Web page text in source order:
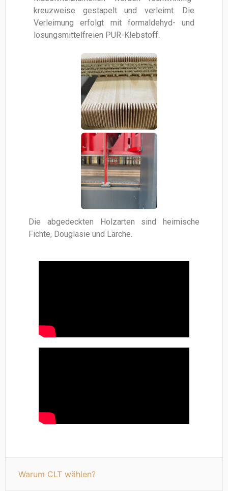
kreuzweise gestapelt und verleimt. Die
Verleimung erfolgt mit formaldehyd- und
lösungsmittelfreien PUR-Klebstoff.
Die abgedeckten Holzarten sind heimische
Fichte, Douglasie und Lärche.
Warum CLT wählen?